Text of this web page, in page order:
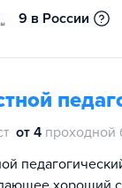
9 в России
от 4 проходной